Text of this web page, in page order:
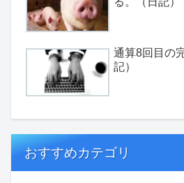
通算8回目の
記）
おすすめカテゴリ